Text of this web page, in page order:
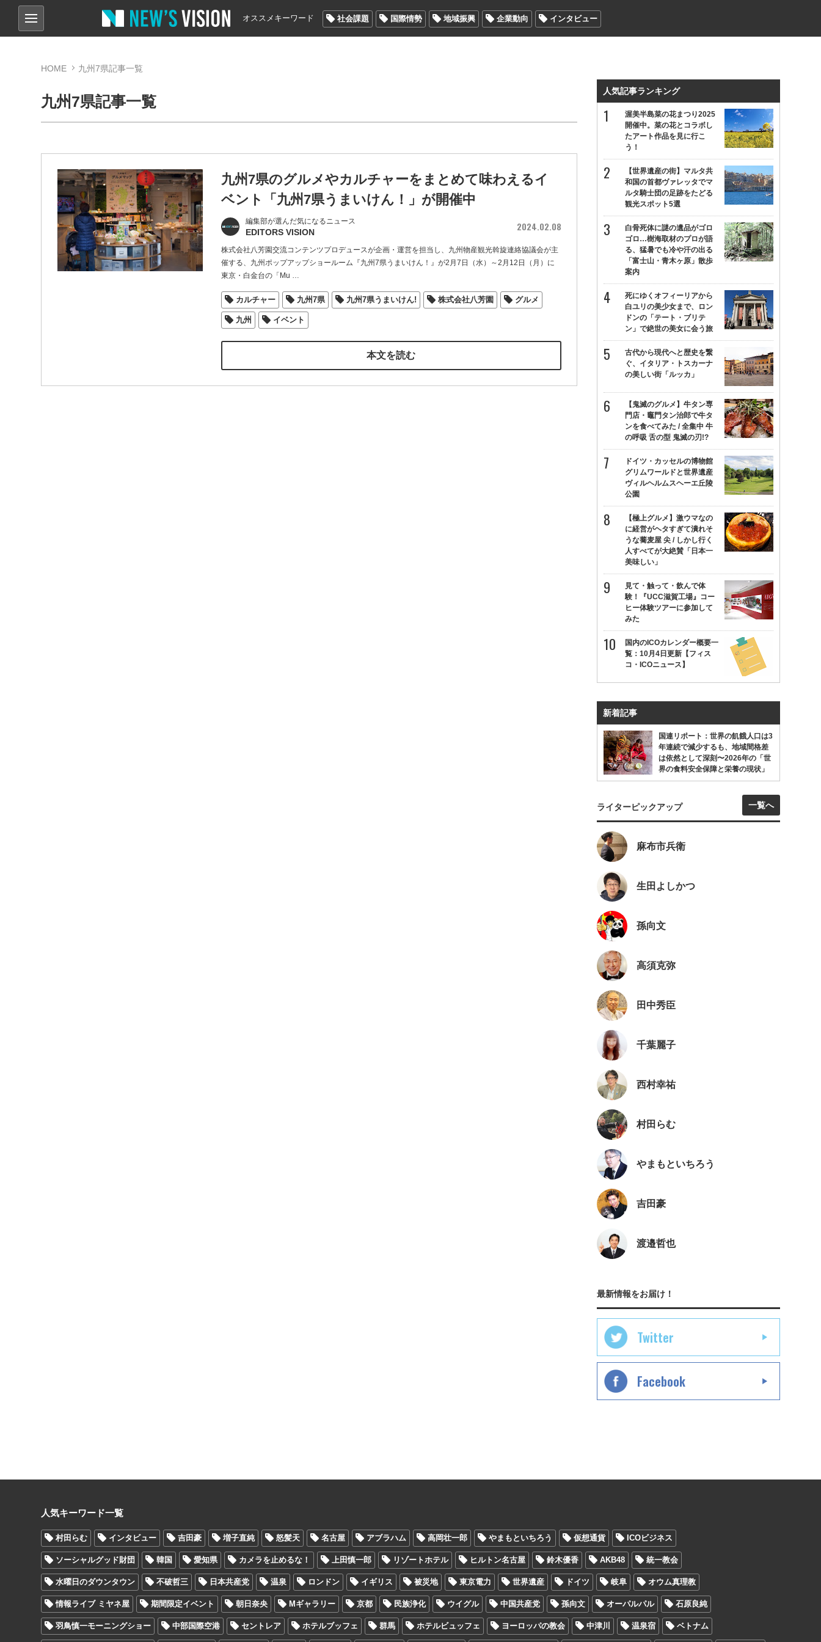
オススメキーワード 社会課題 国際情勢 地域振興 企業動向 インタビュー
HOME 九州7県記事一覧
九州7県記事一覧
九州7県のグルメやカルチャーをまとめて味わえるイ
ベント「九州7県うまいけん！」が開催中
編集部が選んだ気になるニュース
EDITORS VISION 2024.02.08
株式会社八芳園交流コンテンツプロデュースが企画・運営を担当し、九州物産観光斡旋連絡協議会が主
催する、九州ポップアップショールーム『九州7県うまいけん！』が2月7日（水）～2月12日（月）に
東京・白金台の「Mu …
カルチャー 九州7県 九州7県うまいけん! 株式会社八芳園 グルメ
九州 イベント
本文を読む
人気記事ランキング
渥美半島菜の花まつり2025
開催中。菜の花とコラボし
たアート作品を見に行こ
う！
【世界遺産の街】マルタ共
和国の首都ヴァレッタでマ
ルタ騎士団の足跡をたどる
観光スポット5選
白骨死体に謎の遺品がゴロ
ゴロ…樹海取材のプロが語
る、猛暑でも冷や汗の出る
「富士山・青木ヶ原」散歩
案内
死にゆくオフィーリアから
白ユリの美少女まで、ロン
ドンの「テート・ブリテ
ン」で絶世の美女に会う旅
古代から現代へと歴史を繋
ぐ、イタリア・トスカーナ
の美しい街「ルッカ」
【鬼滅のグルメ】牛タン専
門店・竈門タン治郎で牛タ
ンを食べてみた / 全集中 牛
の呼吸 舌の型 鬼滅の刃!?
ドイツ・カッセルの博物館
グリムワールドと世界遺産
ヴィルヘルムスヘーエ丘陵
公園
【極上グルメ】激ウマなの
に経営がヘタすぎて潰れそ
うな蕎麦屋 尖 / しかし行く
人すべてが大絶賛「日本一
美味しい」
見て・触って・飲んで体
験！『UCC滋賀工場』コー
ヒー体験ツアーに参加して
みた
国内のICOカレンダー概要一
覧：10月4日更新【フィス
コ・ICOニュース】
新着記事
国連リポート：世界の飢餓人口は3
年連続で減少するも、地域間格差
は依然として深刻〜2026年の「世
界の食料安全保障と栄養の現状」
ライターピックアップ 一覧へ
麻布市兵衛
生田よしかつ
孫向文
高須克弥
田中秀臣
千葉麗子
西村幸祐
村田らむ
やまもといちろう
吉田豪
渡邉哲也
最新情報をお届け！
Twitter
Facebook
人気キーワード一覧
村田らむ インタビュー 吉田豪 増子直純 怒髪天 名古屋 アブラハム 高岡壮一郎 やまもといちろう 仮想通貨 ICOビジネス
ソーシャルグッド財団 韓国 愛知県 カメラを止めるな！ 上田慎一郎 リゾートホテル ヒルトン名古屋 鈴木優香 AKB48 統一教会
水曜日のダウンタウン 不破哲三 日本共産党 温泉 ロンドン イギリス 被災地 東京電力 世界遺産 ドイツ 岐阜 オウム真理教
情報ライブ ミヤネ屋 期間限定イベント 朝日奈央 Mギャラリー 京都 民族浄化 ウイグル 中国共産党 孫向文 オーパルパル 石原良純
羽鳥慎一モーニングショー 中部国際空港 セントレア ホテルブッフェ 群馬 ホテルビュッフェ ヨーロッパの教会 中津川 温泉宿 ベトナム